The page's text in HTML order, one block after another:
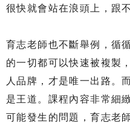
很快就會站在浪頭上，跟
育志老師也不斷舉例，循
的一切都可以快速被複製
人品牌，才是唯一出路。
是王道。課程內容非常細
可能發生的問題，育志老